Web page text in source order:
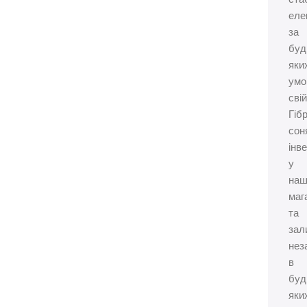
за
свій
у
та
в